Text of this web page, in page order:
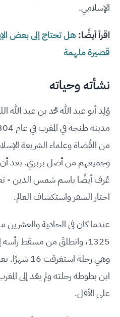
الإسلامي.
اقرأ أيضًا:
قصيرة ملهمة
نشأته وحياته
وُلِد أبو عبد الله محمد بن عبد
من القُضاة وعلماء الشريعة
وجميعهم من أصل بربري. بعد
عُرف أيضًا باسم شمس الدين -
اختار السفر واستكشاف العالم.
عندما كان في الحادية والعشرين
1325، وانطلقَ من مسقط
وهي رحلة
على الأقل.